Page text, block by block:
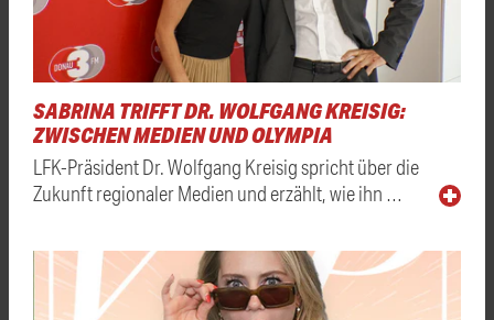
SABRINA TRIFFT DR. WOLFGANG KREISIG:
ZWISCHEN MEDIEN UND OLYMPIA
LFK-Präsident Dr. Wolfgang Kreisig spricht über die
Zukunft regionaler Medien und erzählt, wie ihn …